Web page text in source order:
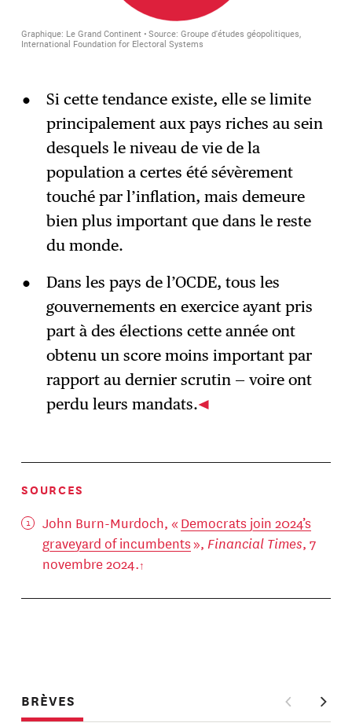
Si cette tendance existe, elle se limite
principalement aux pays riches au sein
desquels le niveau de vie de la
population a certes été sévèrement
touché par l’inflation, mais demeure
bien plus important que dans le reste
du monde.
Dans les pays de l’OCDE, tous les
gouvernements en exercice ayant pris
part à des élections cette année ont
obtenu un score moins important par
rapport au dernier scrutin — voire ont
perdu leurs mandats.
SOURCES
John Burn-Murdoch, « Democrats join 2024’s
graveyard of incumbents», Financial Times, 7
novembre 2024.
BRÈVES